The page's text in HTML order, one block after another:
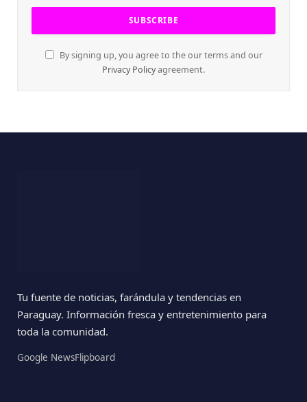
By signing up, you agree to the our terms and our
Privacy Policyagreement.
Tu fuente de noticias, farándula y tendencias en
Paraguay. Información fresca y entretenimiento para
toda la comunidad.
Google NewsFlipboard